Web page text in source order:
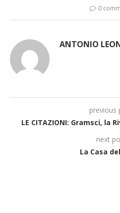
0
ANTONIO
previous
LE CITAZIONI: Gramsci, la
next
La Casa